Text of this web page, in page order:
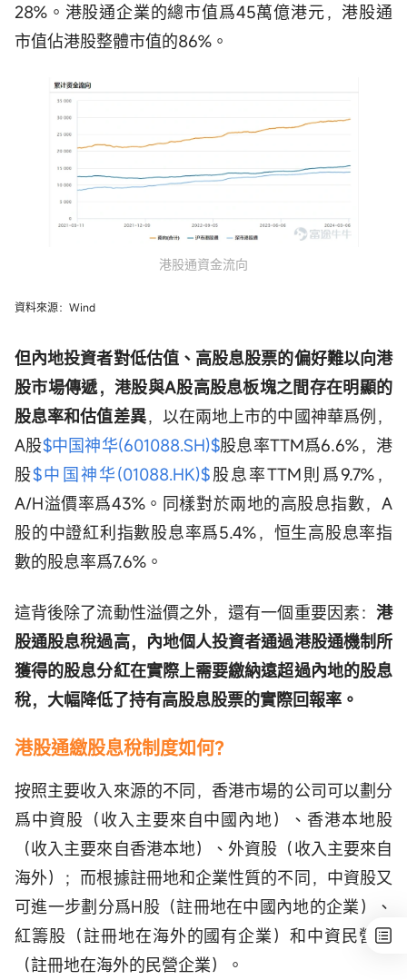
28%。港股通企業的總市值爲45萬億港元，港股通
市值佔港股整體市值的86%。
港股通資金流向
資料來源：Wind
但內地投資者對低估值、高股息股票的偏好難以向港
股市場傳遞，港股與A股高股息板塊之間存在明顯的
股息率和估值差異，以在兩地上市的中國神華爲例，
A股$中国神华(601088.SH)$股息率TTM爲6.6%，港
股$中国神华(01088.HK)$股息率TTM則爲9.7%，
A/H溢價率爲43%。同樣對於兩地的高股息指數，A
股的中證紅利指數股息率爲5.4%，恒生高股息率指
數的股息率爲7.6%。
這背後除了流動性溢價之外，還有一個重要因素： 港
股通股息稅過高，內地個人投資者通過港股通機制所
獲得的股息分紅在實際上需要繳納遠超過內地的股息
稅，大幅降低了持有高股息股票的實際回報率。
港股通繳股息稅制度如何？
按照主要收入來源的不同，香港市場的公司可以劃分
爲中資股（收入主要來自中國內地）、香港本地股
（收入主要來自香港本地）、外資股（收入主要來自
海外）；而根據註冊地和企業性質的不同，中資股又
可進一步劃分爲H股（註冊地在中國內地的企業）、
紅籌股（註冊地在海外的國有企業）和中資民營股
（註冊地在海外的民營企業）。